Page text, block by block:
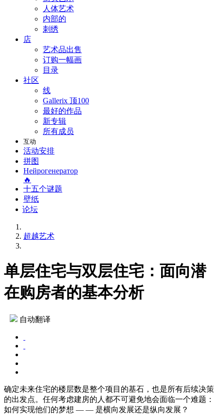
人体艺术
内部的
刺绣
店
艺术品出售
订购一幅画
目录
社区
线
Gallerix 顶100
最好的作品
新专辑
所有成员
互动
活动安排
拼图
Нейрогенератор
🔥
十五个谜题
壁纸
论坛
超越艺术
单层住宅与双层住宅：面向潜
在购房者的基本分析
自动翻译
确定未来住宅的楼层数是整个项目的基石，也是所有后续决策
的出发点。任何考虑建房的人都不可避免地会面临一个难题：
如何实现他们的梦想 — — 是横向发展还是纵向发展？